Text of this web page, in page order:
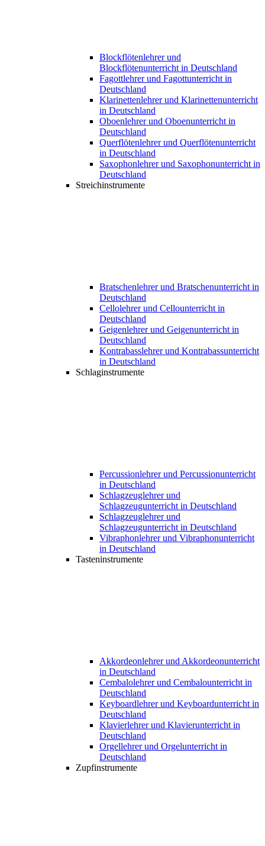
Blockflötenlehrer und
Blockflötenunterricht in Deutschland
Fagottlehrer und Fagottunterricht in
Deutschland
Klarinettenlehrer und Klarinettenunterricht
in Deutschland
Oboenlehrer und Oboenunterricht in
Deutschland
Querflötenlehrer und Querflötenunterricht
in Deutschland
Saxophonlehrer und Saxophonunterricht in
Deutschland
Streichinstrumente
Bratschenlehrer und Bratschenunterricht in
Deutschland
Cellolehrer und Cellounterricht in
Deutschland
Geigenlehrer und Geigenunterricht in
Deutschland
Kontrabasslehrer und Kontrabassunterricht
in Deutschland
Schlaginstrumente
Percussionlehrer und Percussionunterricht
in Deutschland
Schlagzeuglehrer und
Schlagzeugunterricht in Deutschland
Schlagzeuglehrer und
Schlagzeugunterricht in Deutschland
Vibraphonlehrer und Vibraphonunterricht
in Deutschland
Tasteninstrumente
Akkordeonlehrer und Akkordeonunterricht
in Deutschland
Cembalolehrer und Cembalounterricht in
Deutschland
Keyboardlehrer und Keyboardunterricht in
Deutschland
Klavierlehrer und Klavierunterricht in
Deutschland
Orgellehrer und Orgelunterricht in
Deutschland
Zupfinstrumente